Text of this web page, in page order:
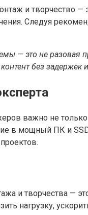
и творчество
Следуя
— это не разовая
без задержек
важно не только
в мощный ПК и
и творчества —
нагрузку,